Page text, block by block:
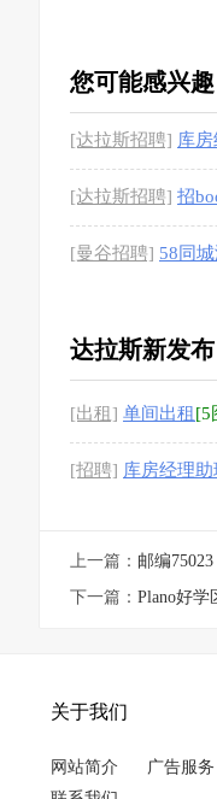
您可能感兴趣
[达拉斯招聘] 库
[达拉斯招聘] 招
[曼谷招聘] 58同
达拉斯新发布
[出租] 单间出租 [5
[招聘] 库房经理助
上一篇： 邮编
下一篇： Plano好学
关于我们
网站简介
广告服务